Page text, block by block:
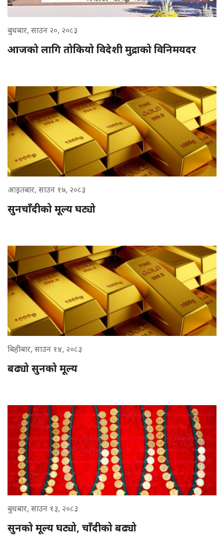
बुधबार, साउन २०, २०८३
आजको लागि तोकियो विदेशी मुद्राको विनिमयदर
आइतबार, साउन १७, २०८३
सुनचाँदीको मूल्य घट्यो
बिहीबार, साउन १४, २०८३
बढ्यो सुनको मूल्य
बुधबार, साउन १३, २०८३
सुनको मूल्य घट्यो, चाँदीको बढ्यो